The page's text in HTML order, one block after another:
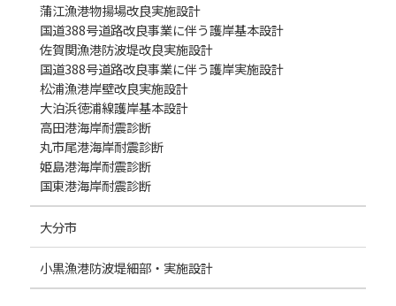
蒲江漁港物揚場改良実施設計
国道388号道路改良事業に伴う護岸基本設計
佐賀関漁港防波堤改良実施設計
国道388号道路改良事業に伴う護岸実施設計
松浦漁港岸壁改良実施設計
大泊浜徳浦線護岸基本設計
高田港海岸耐震診断
丸市尾港海岸耐震診断
姫島港海岸耐震診断
国東港海岸耐震診断
大分市
小黒漁港防波堤細部・実施設計